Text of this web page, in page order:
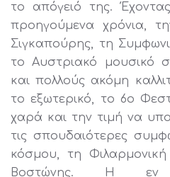
το απόγειό της.
προηγούμενα χρόνια,
Σιγκαπούρης, τη
το Αυστριακό μουσικό
και πολλούς ακόμη
το εξωτερικό, το 6ο
χαρά και την τιμή να
τις σπουδαιότερες
κόσμου, τη
Βοστώνης. Η εν